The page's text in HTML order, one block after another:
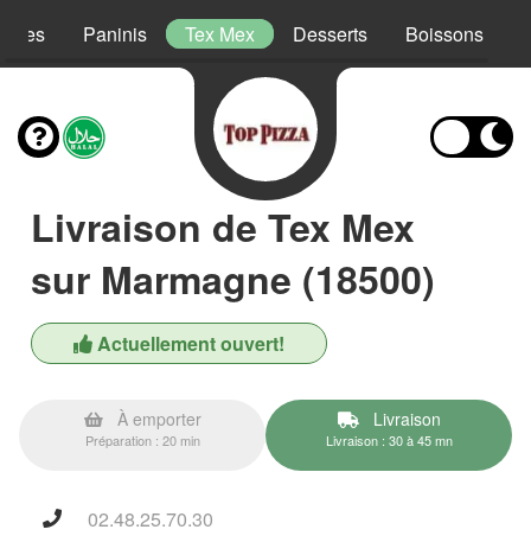
Paninis Tex Mex Desserts Boissons
Livraison de Tex Mex
sur Marmagne (18500)
Actuellement ouvert!
À emporter
Préparation : 20 min
Livraison
Livraison : 30 à 45 mn
02.48.25.70.30